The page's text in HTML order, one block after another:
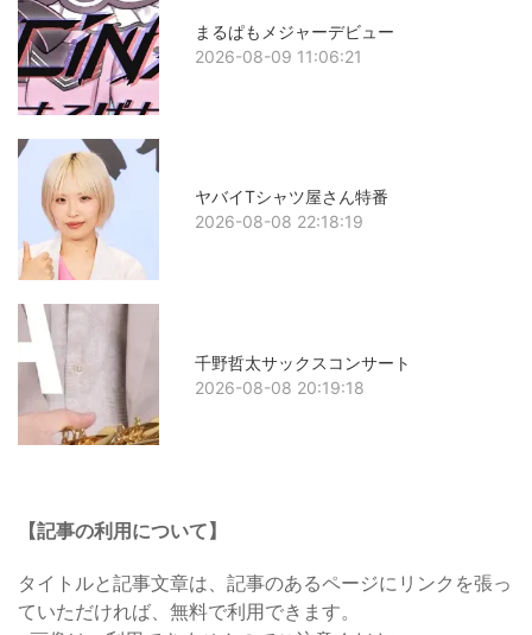
まるぱもメジャーデビュー
2026-08-09 11:06:21
ヤバイTシャツ屋さん特番
2026-08-08 22:18:19
千野哲太サックスコンサート
2026-08-08 20:19:18
【記事の利用について】
タイトルと記事文章は、記事のあるページにリンクを張っ
ていただければ、無料で利用できます。